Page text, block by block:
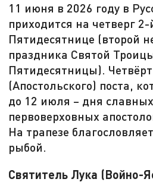
11 июня в 2026 году в
приходится на четверг
Пятидесятнице (второй
праздника Святой
Пятидесятницы).
(Апостольского) поста,
до 12 июля – дня
первоверховных
На трапезе
рыбой.
Святитель Лука (Войно-